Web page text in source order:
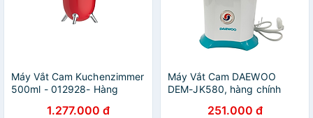
Máy Vắt Cam Kuchenzimmer
500ml - 012928- Hàng
1.277.000 đ
Máy Vắt Cam DAEWOO
DEM-JK580, hàng chính
251.000 đ